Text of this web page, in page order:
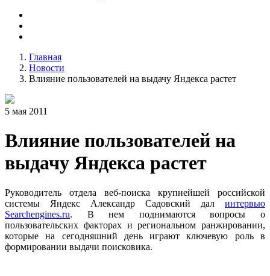
Главная
Новости
Влияние пользователей на выдачу Яндекса растет
5 мая 2011
Влияние пользователей на
выдачу Яндекса растет
Руководитель отдела веб-поиска крупнейшей российской
системы Яндекс Александр Садовский дал интервью
Searchengines.ru. В нем поднимаются вопросы о
пользовательских факторах и региональном ранжировании,
которые на сегодняшний день играют ключевую роль в
формировании выдачи поисковика.